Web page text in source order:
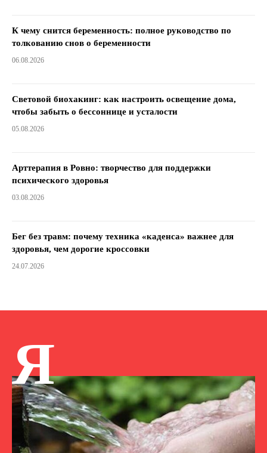
К чему снится беременность: полное руководство по
толкованию снов о беременности
06.08.2026
Световой биохакинг: как настроить освещение дома,
чтобы забыть о бессоннице и усталости
05.08.2026
Арттерапия в Ровно: творчество для поддержки
психического здоровья
03.08.2026
Бег без травм: почему техника «каденса» важнее для
здоровья, чем дорогие кроссовки
24.07.2026
Я